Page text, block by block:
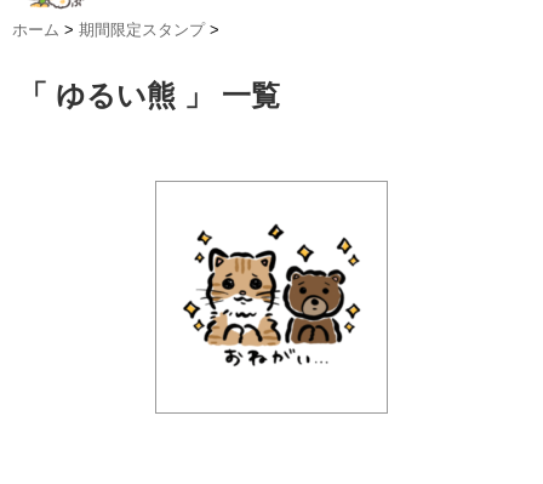
ホーム > 期間限定スタンプ >
「 ゆるい熊 」 一覧